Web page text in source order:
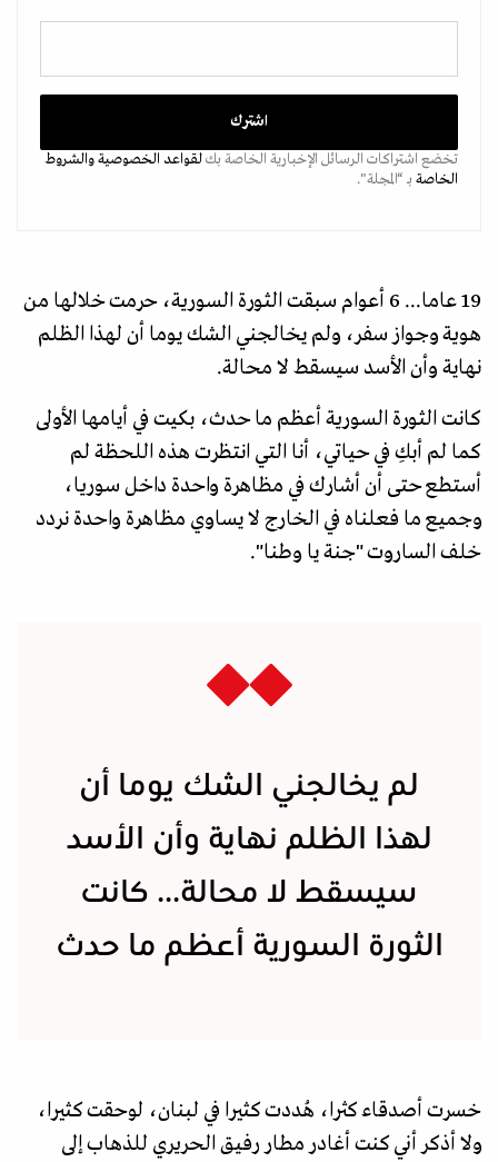
تخضع اشتراكات الرسائل الإخبارية الخاصة بكلقواعد الخصوصيةوالشروط
الخاصة بـ “المجلة".
19 عاما... 6 أعوام سبقت الثورة السورية، حرمت خلالها من
هوية وجواز سفر، ولم يخالجني الشك يوما أن لهذا الظلم
نهاية وأن الأسد سيسقط لا محالة.
كانت الثورة السورية أعظم ما حدث، بكيت في أيامها الأولى
كما لم أبكِ في حياتي، أنا التي انتظرت هذه اللحظة لم
أستطع حتى أن أشارك في مظاهرة واحدة داخل سوريا،
وجميع ما فعلناه في الخارج لا يساوي مظاهرة واحدة نردد
خلف الساروت "جنة يا وطنا".
لم يخالجني الشك يوما أن
لهذا الظلم نهاية وأن الأسد
سيسقط لا محالة... كانت
الثورة السورية أعظم ما حدث
خسرت أصدقاء كثرا، هُددت كثيرا في لبنان، لوحقت كثيرا،
ولا أذكر أني كنت أغادر مطار رفيق الحريري للذهاب إلى